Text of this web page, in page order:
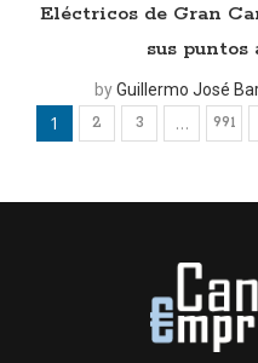
Eléctricos de Gran
sus puntos
byGuillermo José
1 2 3 … 991